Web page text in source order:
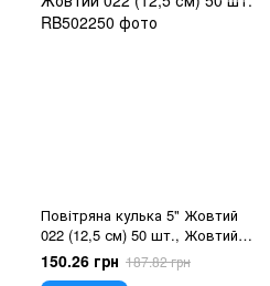
Повітряна кулька 5" Жовтий
022 (12,5 см) 50 шт., Жовтий,
100 шт., 5"/12.5см, Жовтий,
Гелій або повітря
150.26 грн 187.82 грн